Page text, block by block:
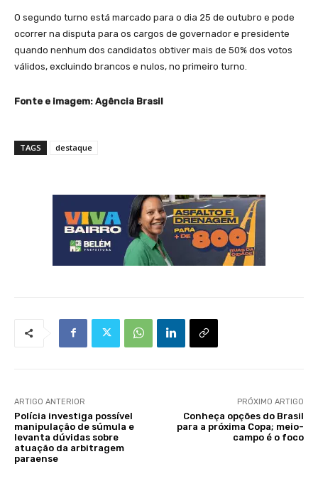
O segundo turno está marcado para o dia 25 de outubro e pode
ocorrer na disputa para os cargos de governador e presidente
quando nenhum dos candidatos obtiver mais de 50% dos votos
válidos, excluindo brancos e nulos, no primeiro turno.
Fonte e imagem: Agência Brasil
TAGS destaque
ARTIGO ANTERIOR
Polícia investiga possível
manipulação de súmula e
levanta dúvidas sobre
atuação da arbitragem
paraense
PRÓXIMO ARTIGO
Conheça opções do Brasil
para a próxima Copa; meio-
campo é o foco